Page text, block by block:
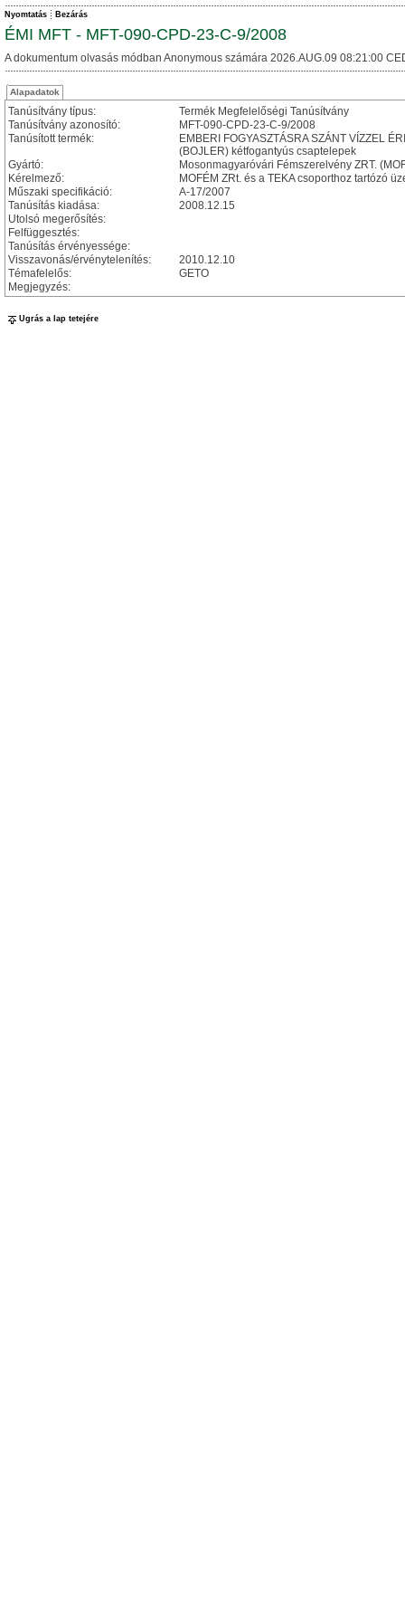
Nyomtatás Bezárás
ÉMI MFT - MFT-090-CPD-23-C-9/2008
A dokumentum olvasás módban Anonymous számára 2026.AUG.09 08:21:00
Alapadatok
Tanúsítvány típus:
Termék Megfelelőségi Tanúsítvány
Tanúsítvány azonosító:
MFT-090-CPD-23-C-9/2008
Tanúsított termék:
EMBERI FOGYASZTÁSRA SZÁNT VÍZZEL
(BOJLER) kétfogantyús csaptelepek
Gyártó:
Mosonmagyaróvári Fémszerelvény ZRT.
Kérelmező:
MOFÉM ZRt. és a TEKA csoporthoz tartózó
Műszaki specifikáció:
A-17/2007
Tanúsítás kiadása:
2008.12.15
Utolsó megerősítés:
Felfüggesztés:
Tanúsítás érvényessége:
Visszavonás/érvénytelenítés:
2010.12.10
Témafelelős:
GETO
Megjegyzés:
Ugrás a lap tetejére